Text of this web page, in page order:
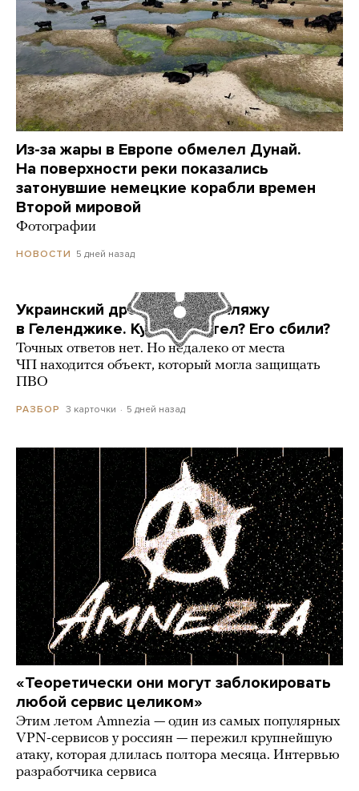
Из-за жары в Европе обмелел Дунай.
На поверхности реки показались
затонувшие немецкие корабли времен
Второй мировой
Фотографии
НОВОСТИ 5 дней назад
Украинский дрон попал по пляжу
в Геленджике. Куда он летел? Его сбили?
Точных ответов нет. Но недалеко от места
ЧП находится объект, который могла защищать
ПВО
РАЗБОР 3 карточки 5 дней назад
«Теоретически они могут заблокировать
любой сервис целиком»
Этим летом Amnezia — один из самых популярных
VPN-сервисов у россиян — пережил крупнейшую
атаку, которая длилась полтора месяца. Интервью
разработчика сервиса